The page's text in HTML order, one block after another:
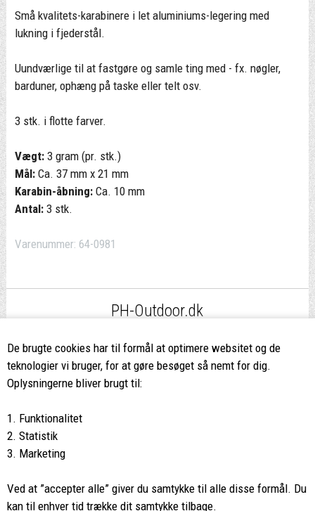
De brugte cookies har til formål at optimere websitet og de
teknologier vi bruger, for at gøre besøget så nemt for dig.
Oplysningerne bliver brugt til:
1. Funktionalitet
2. Statistik
3. Marketing
Ved at ”accepter alle” giver du samtykke til alle disse formål. Du
kan til enhver tid trække dit samtykke tilbage.
Små kvalitets-karabinere i let aluminiums-legering med
lukning i fjederstål.
Uundværlige til at fastgøre og samle ting med - fx. nøgler,
barduner, ophæng på taske eller telt osv.
3 stk. i flotte farver.
Vægt:3 gram (pr. stk.)
Mål:Ca. 37 mm x 21 mm
Karabin-åbning:Ca. 10 mm
Antal:3 stk.
Varenummer: 64-0981
PH-Outdoor.dk
ved køb over 499,-*
8662 2113
Vi glæder os til at se dig